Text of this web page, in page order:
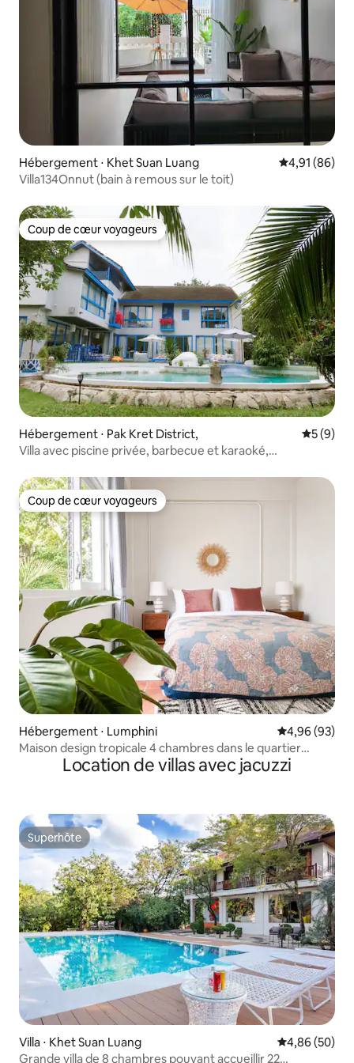
Hébergement ⋅ Khet Suan Luang Évaluation
4,91 (86)
Villa134Onnut (bain à remous sur le toit)
Coup de cœur voyageurs
Coup de cœur voyageurs
Hébergement ⋅ Pak Kret District,
5 (9)
Villa avec piscine privée, barbecue et karaoké,
Coup de cœur voyageurs
Coup de cœur voyageurs
Hébergement ⋅ Lumphini Évaluation
4,96 (93)
Maison design tropicale 4 chambres dans le quartier
branché d'Ekamai
Location de villas avec jacuzzi
Superhôte
Superhôte
Villa ⋅ Khet Suan Luang Évaluation
4,86 (50)
Grande villa de 8 chambres pouvant accueillir 22